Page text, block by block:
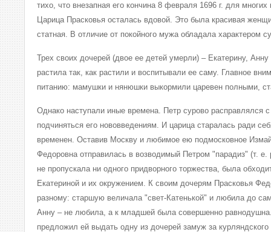
тихо, что внезапная его кончина 8 февраля 1696 г. для
Царица Прасковья осталась вдовой. Это была красивая
статная. В отличие от покойного мужа обладала характером
Трех своих дочерей (двое ее детей умерли) – Екатерину,
растила так, как растили и воспитывали ее саму. Главное
питанию: мамушки и нянюшки выкормили царевен полными,
Однако наступали иные времена. Петр сурово расправлялся
подчиняться его нововведениям. И царица старалась ради
временен. Оставив Москву и любимое ею подмосковное
Федоровна отправилась в возводимый Петром "парадиз" (т. е.
не пропускала ни одного придворного торжества, была
Екатериной и их окружением. К своим дочерям Прасковья
разному: старшую величала "свет-Катенькой" и любила до
Анну – не любила, а к младшей была совершенно
предложил ей выдать одну из дочерей замуж за курляндского